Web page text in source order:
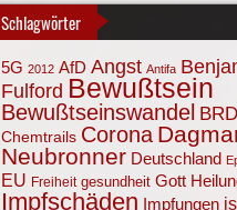
Schlagwörter
5G 2012 AfD Angst Antifa
Fulford Bewußtsein
Bewußtseinswandel BRD
Chemtrails Corona
Neubronner Deutschland
EU Freiheit gesundheit Gott
Impfschäden Impfungen